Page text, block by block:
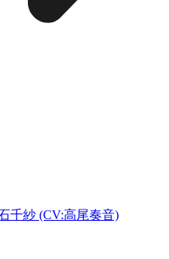
千紗 (CV:高尾奏音)